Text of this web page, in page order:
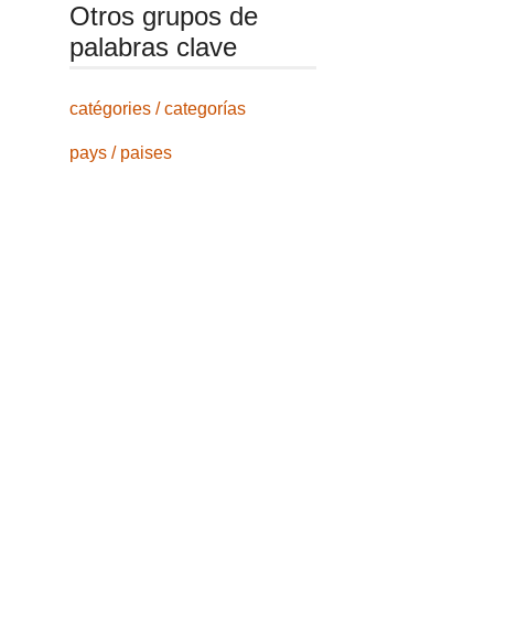
Otros grupos de
palabras clave
catégories / categorías
pays / paises